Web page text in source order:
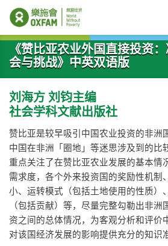
开始主要内容
《赞比亚农业外国直接投资
会与挑战》中英双语版
刘海方 刘钧主编
社会学科文献出版社
赞比亚是较早吸引中国农业投资的非洲
中国在非洲「圈地」等迷思涉及到的比
重点关注了在赞比亚农业发展的基本情
需求度，各个外来投资国的奖励性机制
小、运转模式（包括土地使用的性质）
（包括贡献）等，尽量完整勾勒出非洲
资之间的总体情况，为客观分析和评价
对该国经济发展的影响提供充分的知识